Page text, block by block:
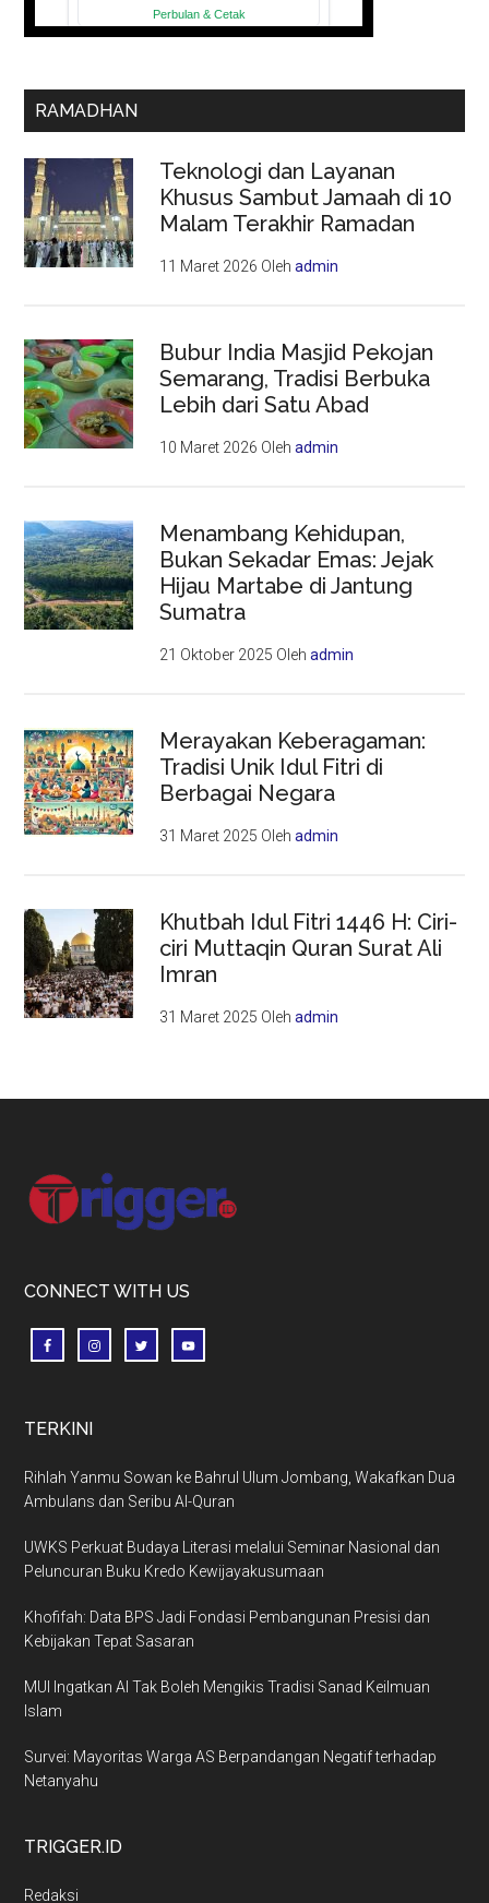
RAMADHAN
Teknologi dan Layanan
Khusus Sambut Jamaah di 10
Malam Terakhir Ramadan
11 Maret 2026 Olehadmin
Bubur India Masjid Pekojan
Semarang, Tradisi Berbuka
Lebih dari Satu Abad
10 Maret 2026 Olehadmin
Menambang Kehidupan,
Bukan Sekadar Emas: Jejak
Hijau Martabe di Jantung
Sumatra
21 Oktober 2025 Olehadmin
Merayakan Keberagaman:
Tradisi Unik Idul Fitri di
Berbagai Negara
31 Maret 2025 Olehadmin
Khutbah Idul Fitri 1446 H: Ciri-
ciri Muttaqin Quran Surat Ali
Imran
31 Maret 2025 Olehadmin
Footer
CONNECT WITH US
TERKINI
Rihlah Yanmu Sowan ke Bahrul Ulum Jombang, Wakafkan Dua
Ambulans dan Seribu Al-Quran
UWKS Perkuat Budaya Literasi melalui Seminar Nasional dan
Peluncuran Buku Kredo Kewijayakusumaan
Khofifah: Data BPS Jadi Fondasi Pembangunan Presisi dan
Kebijakan Tepat Sasaran
MUI Ingatkan AI Tak Boleh Mengikis Tradisi Sanad Keilmuan
Islam
Survei: Mayoritas Warga AS Berpandangan Negatif terhadap
Netanyahu
TRIGGER.ID
Redaksi